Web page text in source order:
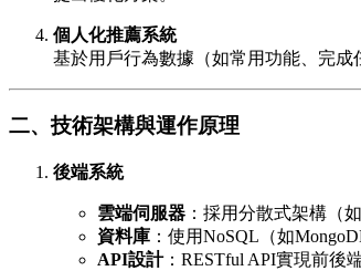
個人化推薦系統
基於用戶行為數據（如常用功能、完成
二、技術架構與運作原理
後端系統
雲端伺服器 ：採用分散式架構（
資料庫 ：使用NoSQL（如
API設計：RESTful API實現前後